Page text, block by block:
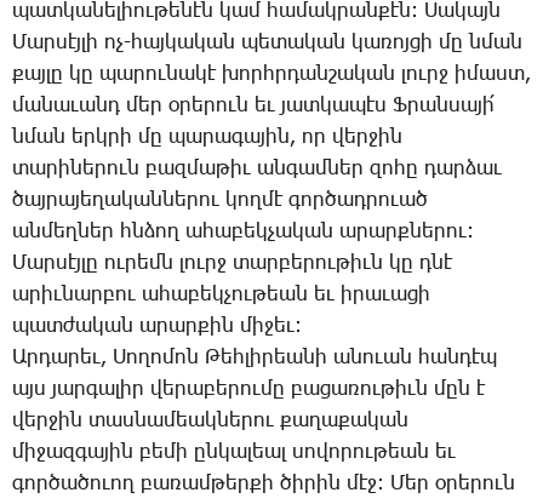
պատ­կա­նե­լիու­թե­նէն կամ հա­մակ­րան­քէն: ­Սա­կայն
­Մար­սէյ­լի ոչ-հայ­կա­կան պե­տա­կան կա­ռոյ­ցի մը նման
քայ­լը կը պա­րու­նա­կէ խորհր­դան­շա­կան լուրջ ի­մաստ,
մա­նա­ւանդ մեր օ­րե­րուն եւ յատ­կա­պէս Ֆ­րան­սա­յի՛
նման երկ­րի մը պա­րա­գա­յին, որ վեր­ջին
տա­րի­նե­րուն բազ­մա­թիւ ան­գամ­ներ զո­հը դար­ձաւ
ծայ­րա­յե­ղա­կան­նե­րու կող­մէ գոր­ծադ­րո­ւած
ան­մեղ­ներ հնձող ա­հա­բեկ­չա­կան ա­րարք­նե­րու:
­Մար­սէյ­լը ու­րեմն լուրջ տար­բե­րու­թիւն կը դնէ
ա­րիւ­նար­բու ա­հա­բեկ­չու­թեան եւ ի­րա­ւա­ցի
պատ­ժա­կան ա­րար­քին մի­ջեւ:
Ար­դա­րեւ, ­Սո­ղո­մոն ­Թեհ­լի­րեա­նի ա­նո­ւան հան­դէպ
այս յար­գա­լիր վե­րա­բե­րու­մը բա­ցա­ռու­թիւն մըն է
վեր­ջին տաս­նա­մեակ­նե­րու քա­ղա­քա­կան
մի­ջազ­գա­յին բե­մի ըն­կա­լեալ սո­վո­րու­թեան եւ
գոր­ծա­ծուող բա­ռամ­թեր­քի ծի­րին մէջ: ­Մեր օ­րե­րուն